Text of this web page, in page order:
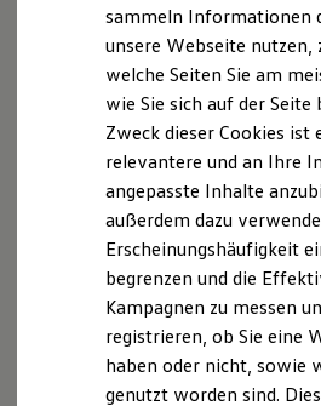
Sicherheit
Nachhaltigkeit
Technologie
Kosten und Kauf
Kaufoptionen
E-Auto-Förderung
Software und
Die ID. Software 6
ID. Software
Digitale Extras
Schnittstellen zu
Hybridautos
Marke und Erlebnis
Volkswagen R und R
R-Modelle
R Experience
Ust.-ID-Nr. DE246107424
Rechtsform: GmbH
Sitz: Nordhausen
Gerichtsstand: Nordhausen
Registernummer: HRB 500047
Versicherungsvermittlerregister:
www.vermittlerregister.info
www.vermittlerregister.org
IY7S-4Q73W-32
Erlaubnis nach §34d Abs. 1
(Versicherungsvertreter) erteilt
Aufsichtsbehörde: IHK Erfurt,
sammeln Informationen
unsere Webseite nutzen,
welche Seiten Sie am
wie Sie sich auf der Seite
Zweck dieser Cookies ist
relevantere und an Ihre
angepasste Inhalte
außerdem dazu
Erscheinungshäufigkeit
begrenzen und die
Kampagnen zu messen
registrieren, ob Sie eine
haben oder nicht, sowie
genutzt worden sind.